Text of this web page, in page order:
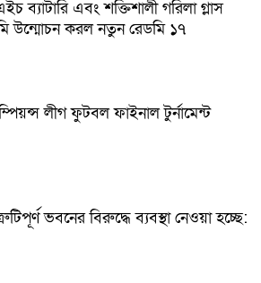
ব্যাটারি এবং শক্তিশালী গরিলা গ্লাস
উন্মোচন করল নতুন রেডমি ১৭
লীগ ফুটবল ফাইনাল টুর্নামেন্ট
ভবনের বিরুদ্ধে ব্যবস্থা নেওয়া হচ্ছে: